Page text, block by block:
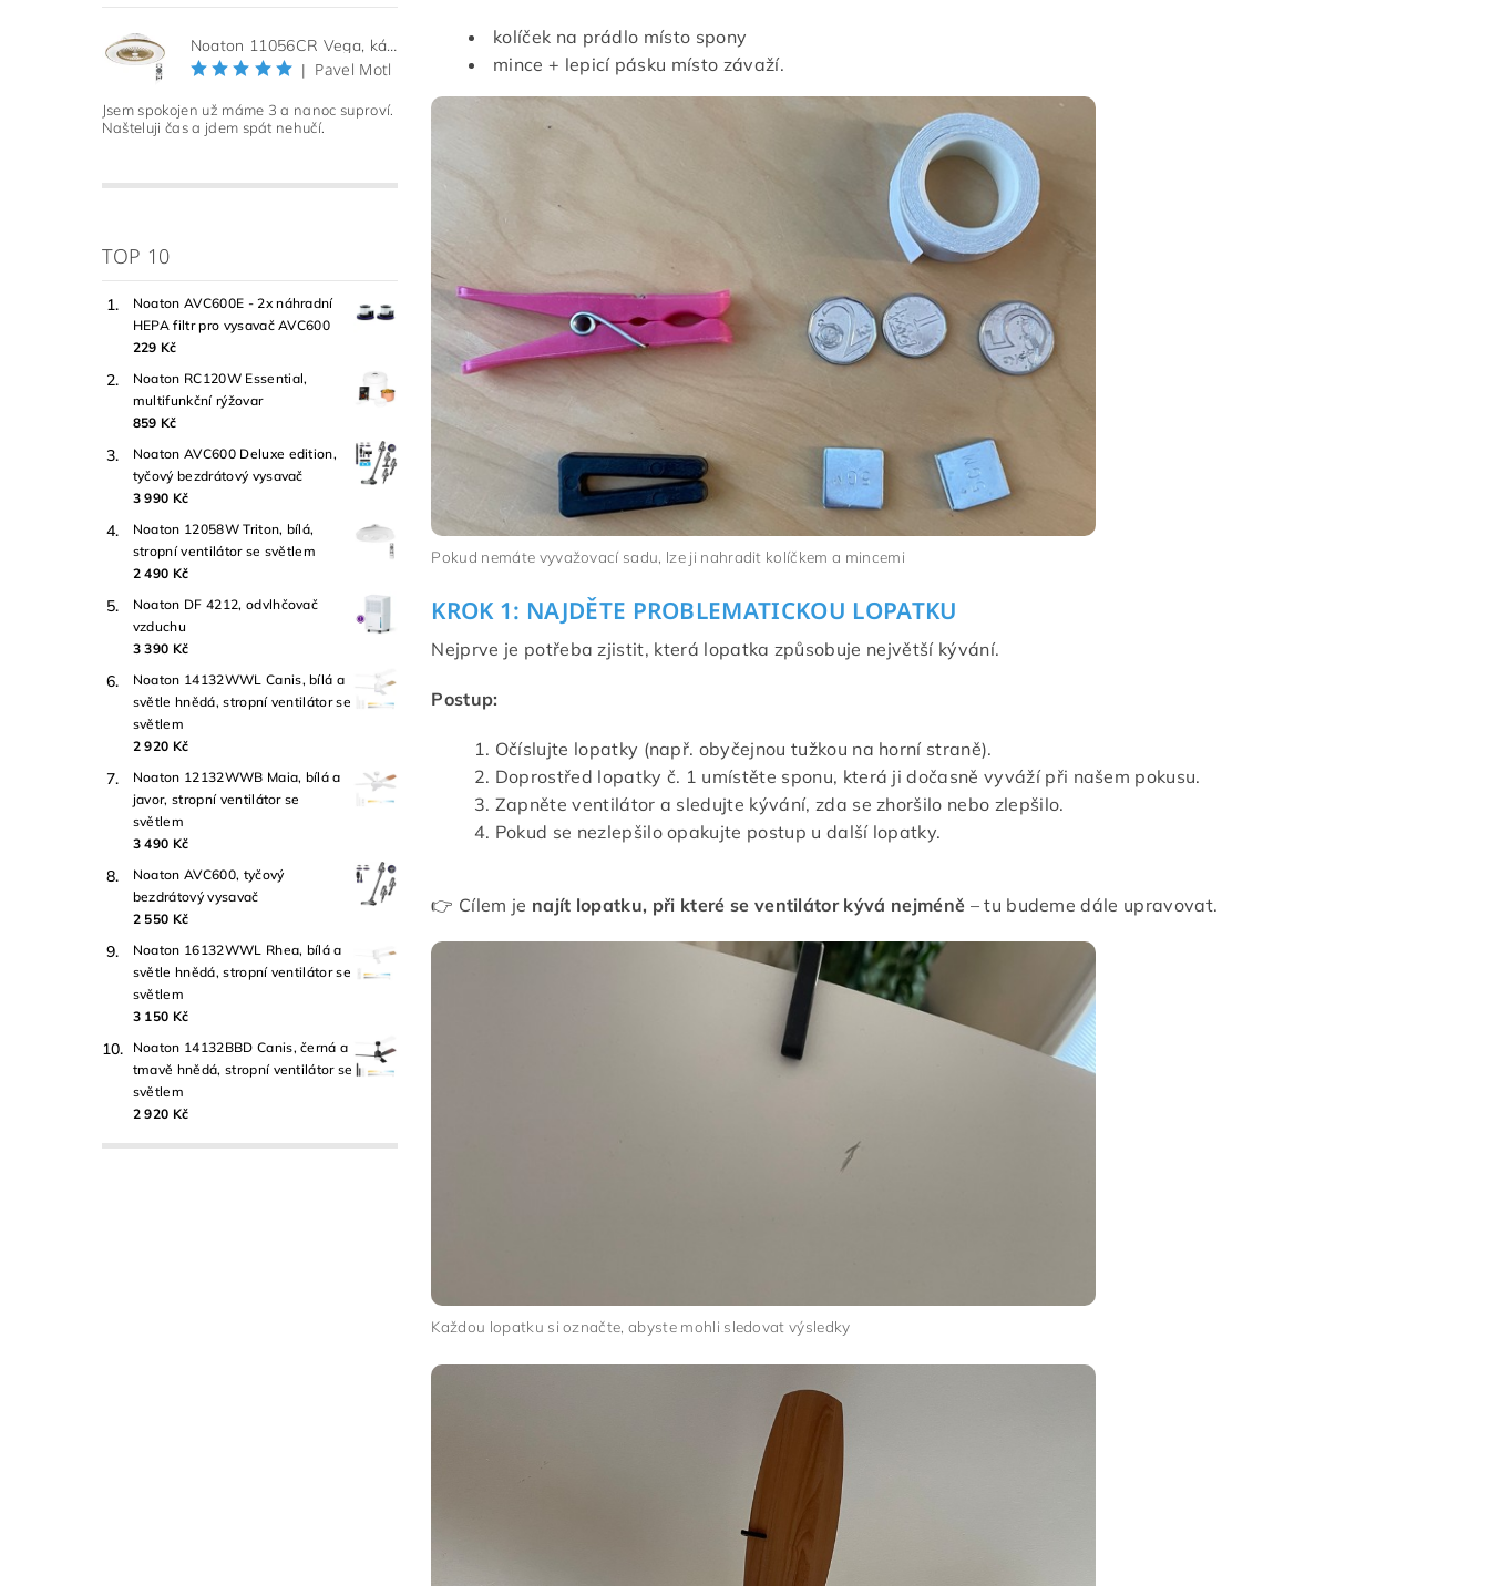
Noaton 11056CR Vega, kávová, stropní ventilátor se světlem
| Pavel Motl
Jsem spokojen už máme 3 a nanoc suproví.
Našteluji čas a jdem spát nehučí.
TOP 10
Noaton AVC600E - 2x náhradní
HEPA filtr pro vysavač AVC600
229 Kč
Noaton RC120W Essential,
multifunkční rýžovar
859 Kč
Noaton AVC600 Deluxe edition,
tyčový bezdrátový vysavač
3 990 Kč
Noaton 12058W Triton, bílá,
stropní ventilátor se světlem
2 490 Kč
Noaton DF 4212, odvlhčovač
vzduchu
3 390 Kč
Noaton 14132WWL Canis, bílá a
světle hnědá, stropní ventilátor se
světlem
2 920 Kč
Noaton 12132WWB Maia, bílá a
javor, stropní ventilátor se
světlem
3 490 Kč
Noaton AVC600, tyčový
bezdrátový vysavač
2 550 Kč
Noaton 16132WWL Rhea, bílá a
světle hnědá, stropní ventilátor se
světlem
3 150 Kč
Noaton 14132BBD Canis, černá a
tmavě hnědá, stropní ventilátor se
světlem
2 920 Kč
kolíček na prádlo místo spony
mince + lepicí pásku místo závaží.
Pokud nemáte vyvažovací sadu, lze ji nahradit kolíčkem a mincemi
KROK 1: NAJDĚTE PROBLEMATICKOU LOPATKU
Nejprve je potřeba zjistit, která lopatka způsobuje největší kývání.
Postup:
Očíslujte lopatky (např. obyčejnou tužkou na horní straně).
Doprostřed lopatky č. 1 umístěte sponu, která ji dočasně vyváží při našem pokusu.
Zapněte ventilátor a sledujte kývání, zda se zhoršilo nebo zlepšilo.
Pokud se nezlepšilo opakujte postup u další lopatky.
👉 Cílem je najít lopatku, při které se ventilátor kývá nejméně – tu budeme dále upravovat.
Každou lopatku si označte, abyste mohli sledovat výsledky